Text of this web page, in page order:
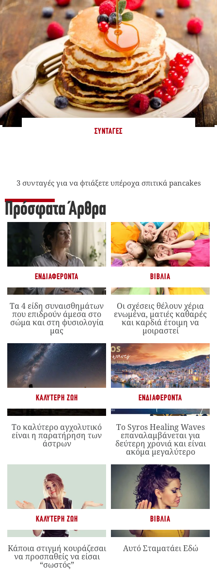
ΣΥΝΤΑΓΈΣ
3 συνταγές για να φτιάξετε υπέροχα σπιτικά pancakes
Πρόσφατα Άρθρα
ΕΝΔΙΑΦΈΡΟΝΤΑ
Τα 4 είδη συναισθημάτων
που επιδρούν άμεσα στο
σώμα και στη φυσιολογία
μας
ΒΙΒΛΊΑ
Οι σχέσεις θέλουν χέρια
ενωμένα, ματιές καθαρές
και καρδιά έτοιμη να
μοιραστεί
ΚΑΛΎΤΕΡΗ ΖΩΉ
Το καλύτερο αγχολυτικό
είναι η παρατήρηση των
άστρων
ΕΝΔΙΑΦΈΡΟΝΤΑ
Το Syros Healing Waves
επαναλαμβάνεται για
δεύτερη χρονιά και είναι
ακόμα μεγαλύτερο
ΚΑΛΎΤΕΡΗ ΖΩΉ
Κάποια στιγμή κουράζεσαι
να προσπαθείς να είσαι
“σωστός”
ΒΙΒΛΊΑ
Αυτό Σταματάει Εδώ